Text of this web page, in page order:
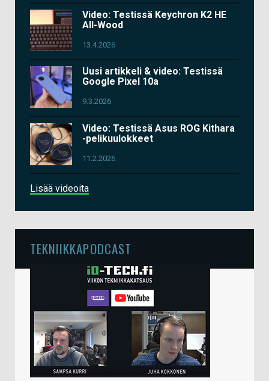
Video: Testissä Keychron K2 HE
All-Wood
13.4.2026
Uusi artikkeli & video: Testissä
Google Pixel 10a
9.3.2026
Video: Testissä Asus ROG Kithara
-pelikuulokkeet
11.2.2026
Lisää videoita
TEKNIIKKAPODCAST